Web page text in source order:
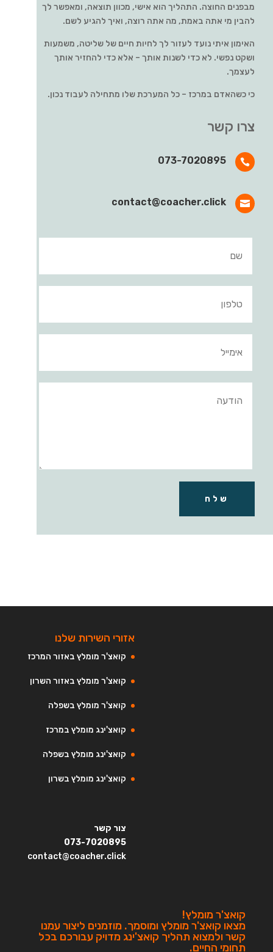
מבפנים החוצה. התהליך הוא אישי, מכוון תוצאה, ומאפשר לך
להבין מי אתה באמת, מה אתה רוצה, ואיך להגיע לשם.
האימון איתי נועד לעזור לך לחיות חיים של שליטה, משמעות
ושקט נפשי. לא כדי לשנות אותך – אלא כדי להחזיר אותך
לעצמך.
כי כשהאדם במרכז – כל המערכת שלו מתחילה לעבוד נכון.
צרו קשר

073-7020895

contact@coacher.click
שלח
אזורי השירות שלנו
קואצ'ר מומלץ באזור המרכז
קואצ'ר מומלץ באזור השרון
קואצ'ר מומלץ בשפלה
קואצ'ינג מומלץ במרכז
קואצ'ינג מומלץ בשפלה
קואצ'ינג מומלץ בשרון
צור קשר
073-7020895
contact@coacher.click
קואצ'ר מומלץ!
מצאו קואצ'ר מומלץ ומוסמך. מוזמנים ליצור עמנו
קשר ולמצוא תהליך קואצ'ינג מדויק עבורכם בכל
תחומי החיים.